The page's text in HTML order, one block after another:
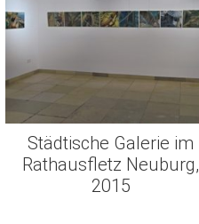
Städtische Galerie im
Rathausfletz Neuburg,
2015